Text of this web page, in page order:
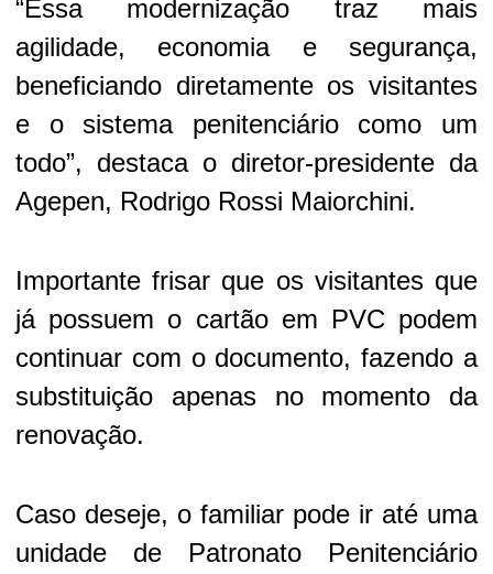
“Essa modernização traz mais
agilidade, economia e segurança,
beneficiando diretamente os visitantes
e o sistema penitenciário como um
todo”, destaca o diretor-presidente da
Agepen, Rodrigo Rossi Maiorchini.
Importante frisar que os visitantes que
já possuem o cartão em PVC podem
continuar com o documento, fazendo a
substituição apenas no momento da
renovação.
Caso deseje, o familiar pode ir até uma
unidade de Patronato Penitenciário